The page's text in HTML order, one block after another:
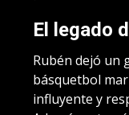
El legado
Rubén dejó un
básquetbol
influyente y